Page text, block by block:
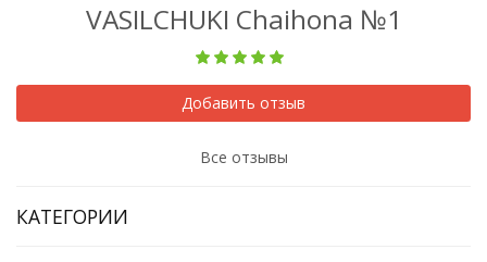
VASILCHUKI Chaihona №1
Добавить отзыв
Все отзывы
КАТЕГОРИИ